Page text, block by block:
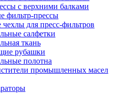
с верхними балками
фильтр-прессы
для пресс-фильтров
салфетки
ткань
рубашки
полотна
промышленных масел